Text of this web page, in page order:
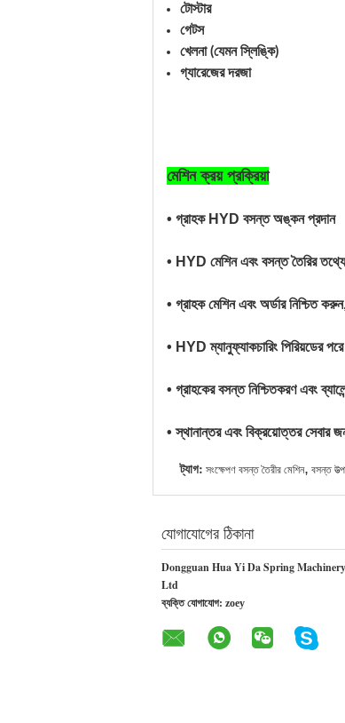
টোস্টার
গেটস
খেলনা (যেমন স্লিঙ্কি)
গ্যারেজের দরজা
মেশিন ক্রয় প্রক্রিয়া
• গ্রাহক HYD বসন্ত অঙ্কন প্রদান
• HYD মেশিন এবং বসন্ত তৈরির
• গ্রাহক মেশিন এবং অর্ডার নিশ্চিত
• HYD ম্যানুফ্যাকচারিং পিরিয়ডের
• গ্রাহকের বসন্ত নিশ্চিতকরণ এবং
• স্থানান্তর এবং বিক্রয়োত্তর সেবার
ট্যাগ: সংক্ষেপণ বসন্ত তৈরীর মেশিন, বসন্ত
যোগাযোগের ঠিকানা
Dongguan Hua Yi Da Spring
Ltd
ব্যক্তি যোগাযোগ: zoey